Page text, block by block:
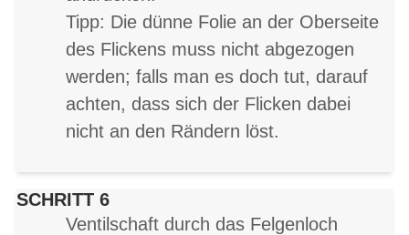
Tipp: Die dünne Folie an der Oberseite
des Flickens muss nicht abgezogen
werden; falls man es doch tut, darauf
achten, dass sich der Flicken dabei
nicht an den Rändern löst.
SCHRITT 6
Ventilschaft durch das Felgenloch